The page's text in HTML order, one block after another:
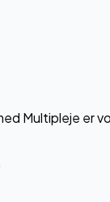
Multipleje er